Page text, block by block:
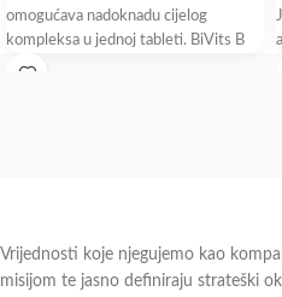
omogućava nadoknadu cijelog
kompleksa u jednoj tableti. BiVits B
complex sadrži aktivni oblik folne
Vrijednosti koje njegujemo kao
misijom te jasno definiraju strateški